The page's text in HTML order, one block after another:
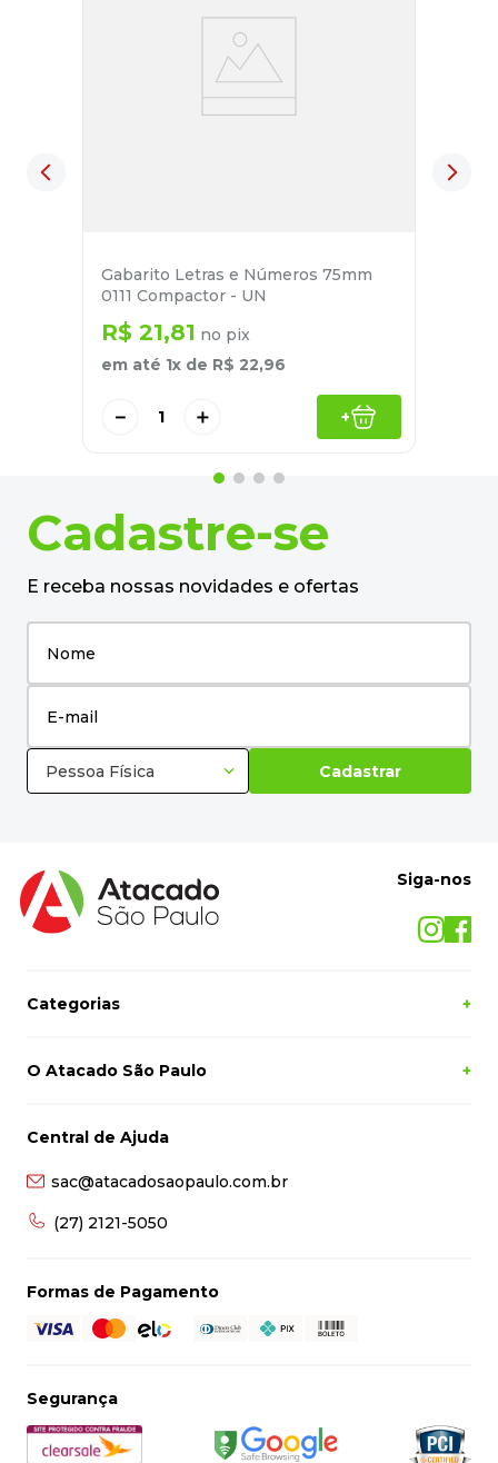
Gabarito Letras e Números 75mm
0111 Compactor - UN
R$ 21,81 no pix
em até 1x de R$ 22,96
＋
－ +
Cadastre-se
E receba nossas novidades e ofertas
Pessoa Física Cadastrar
Siga-nos
Categorias +
O Atacado São Paulo +
Central de Ajuda
sac@atacadosaopaulo.com.br
(27) 2121-5050
Formas de Pagamento
Segurança